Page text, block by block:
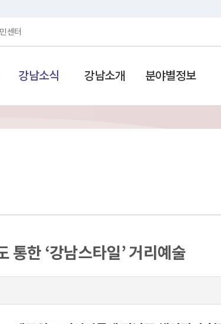
센터
강남소식 강남소개 분야별정보
통한 ‘강남스타일’ 거리예술